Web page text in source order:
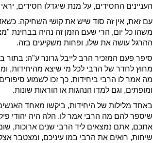
העניינים החסידים, על מנת שיגדלו חסידים,
עם זאת, אין זה סוד שיש את קושי השחיקה.
משהו כל יום, הרי שעם הזמן זה נהיה בבחינת
ההרגל עושה את שלו, ופחות משקיעים בזה.
סיפר פעם המזכיר הרב לייבל גרונר ע"ה: בתור
מחוץ לחדר של הרבי לכל מי שיצא מהיחידות,
מה אמר לו הרבי ביחידות. כך זכו לשמוע
ומופתים, וגם למדו הנהגות או הוראות שונות.
באחד מלילות של היחידות, ביקשו מאחד
שיספר להם מה הרבי אמר לו. הלה היה יהודי
אתכם, אתם נמצאים ליד הרבי שנים ארוכות,
שיחות, רואים את הרבי במו עיניכם, ומצטבר